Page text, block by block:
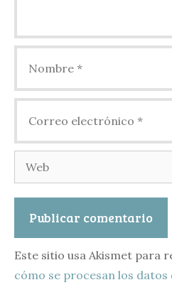
electrónico
Web
Este sitio usa Akismet para
cómo se procesan los